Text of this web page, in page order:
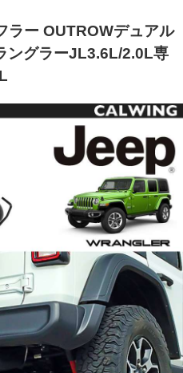
ラー OUTROWデュアル
ングラーJL3.6L/2.0L専